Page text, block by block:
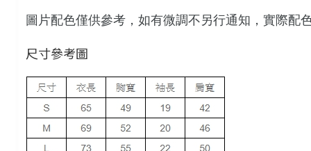
圖片配色僅供參考，如有微調不另行通知，實際配
尺寸參考圖